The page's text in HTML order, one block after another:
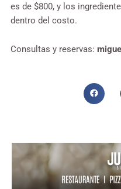
es de $800, y los
dentro del costo.
Consultas y reservas: